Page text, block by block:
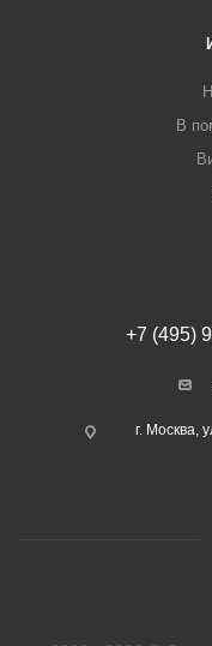
В
+7 (495)
г. Москва,